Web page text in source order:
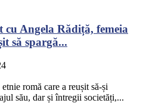
Angela Rădiță, femeia
să spargă...
romă care a reușit să-și
său, dar și întregii societăți,...